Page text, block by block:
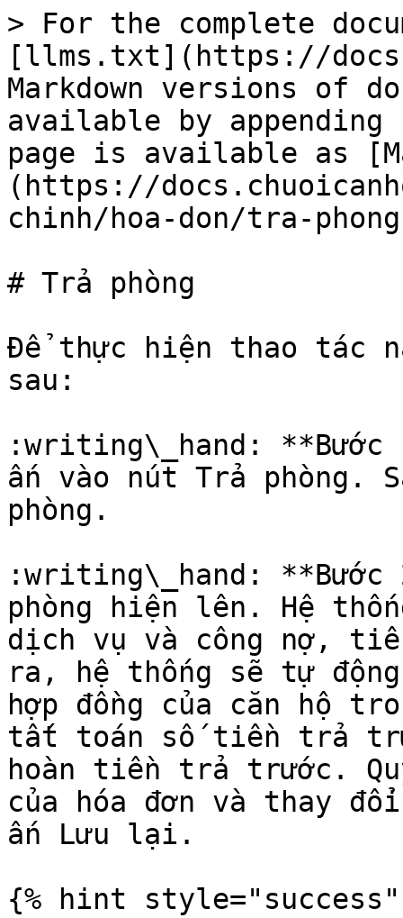
> For the complete
[llms.txt](https://
Markdown versions of
available by
page is available as
(https://
chinh/hoa-don/tra-
# Trả phòng
Để thực hiện thao tác
sau:
:writing\_hand:
ấn vào nút Trả phòng.
phòng.
:writing\_hand: **Bước
phòng hiện lên. Hệ
dịch vụ và công nợ,
ra, hệ thống sẽ tự
hợp đồng của căn hộ
tất toán số tiền trả
hoàn tiền trả trước.
của hóa đơn và thay
ấn Lưu lại.
{% hint style="success"